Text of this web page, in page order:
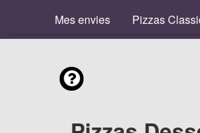
Mes envies Pizzas